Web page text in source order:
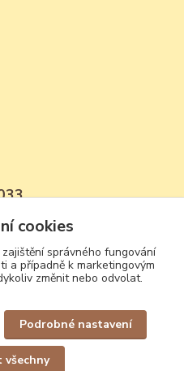
cookies.
cookies
správného fungování
a případně k marketingovým
změnit nebo odvolat.
Podrobné nastavení
všechny